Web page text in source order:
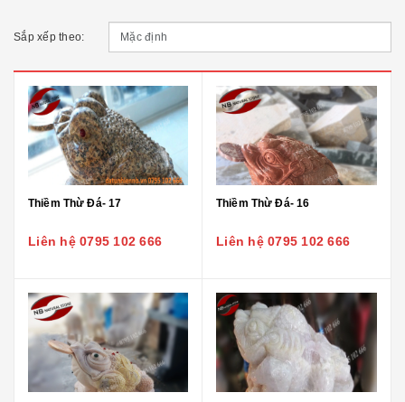
Sắp xếp theo:
Thiềm Thừ Đá- 17
Liên hệ 0795 102 666
Thiềm Thừ Đá- 16
Liên hệ 0795 102 666